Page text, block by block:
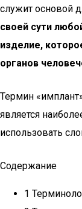
служит основой
своей сути
изделие,
органов
Термин
является
использовать
Содержание
1